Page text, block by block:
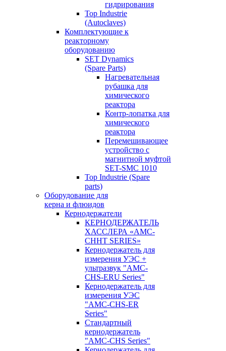
гидрирования
Top Industrie
(Autoclaves)
Комплектующие к
реакторному
оборудованию
SET Dynamics
(Spare Parts)
Нагревательная
рубашка для
химического
реактора
Контр-лопатка для
химического
реактора
Перемешивающее
устройство с
магнитной муфтой
SET-SMC 1010
Top Industrie (Spare
parts)
Оборудование для
керна и флюидов
Кернодержатели
КЕРНОДЕРЖАТЕЛЬ
ХАССЛЕРА «AMC-
CHHT SERIES»
Кернодержатель для
измерения УЭС +
ультразвук "AMC-
CHS-ERU Series"
Кернодержатель для
измерения УЭС
"AMC-CHS-ER
Series"
Стандартный
кернодержатель
"AMC-CHS Series"